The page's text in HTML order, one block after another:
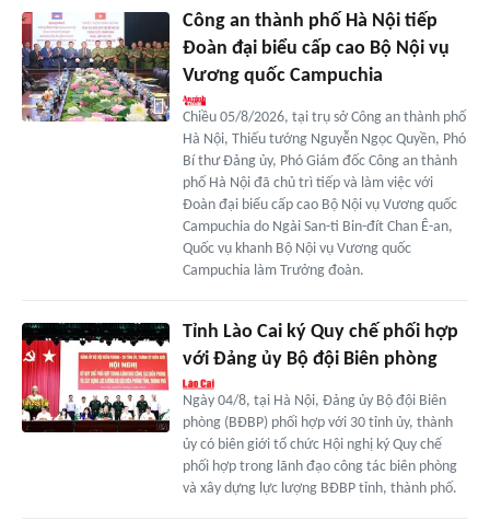
Công an thành phố Hà Nội tiếp
Đoàn đại biểu cấp cao Bộ Nội vụ
Vương quốc Campuchia
Chiều 05/8/2026, tại trụ sở Công an thành phố
Hà Nội, Thiếu tướng Nguyễn Ngọc Quyền, Phó
Bí thư Đảng ủy, Phó Giám đốc Công an thành
phố Hà Nội đã chủ trì tiếp và làm việc với
Đoàn đại biểu cấp cao Bộ Nội vụ Vương quốc
Campuchia do Ngài San-ti Bin-đít Chan Ê-an,
Quốc vụ khanh Bộ Nội vụ Vương quốc
Campuchia làm Trưởng đoàn.
Tỉnh Lào Cai ký Quy chế phối hợp
với Đảng ủy Bộ đội Biên phòng
Ngày 04/8, tại Hà Nội, Đảng ủy Bộ đội Biên
phòng (BĐBP) phối hợp với 30 tỉnh ủy, thành
ủy có biên giới tổ chức Hội nghị ký Quy chế
phối hợp trong lãnh đạo công tác biên phòng
và xây dựng lực lượng BĐBP tỉnh, thành phố.